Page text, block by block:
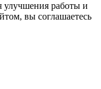
улучшения работы и
вы соглашаетесь